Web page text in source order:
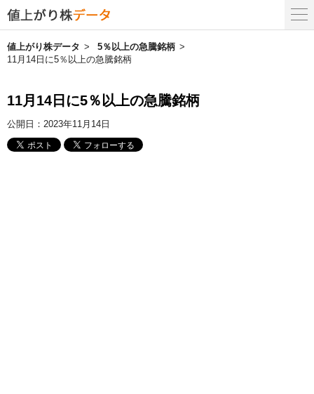
値上がり株データ
5％以上の急騰銘柄
11月14日に5％以上の急騰銘柄
11月14日に5％以上の急騰銘柄
公開日： 2023年11月14日